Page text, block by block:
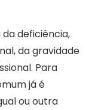
deficiência,
da gravidade
Para
já é
ou outra